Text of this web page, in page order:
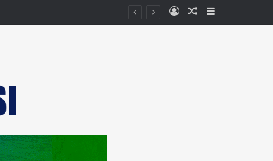
Kayıt OlRastgele Makale